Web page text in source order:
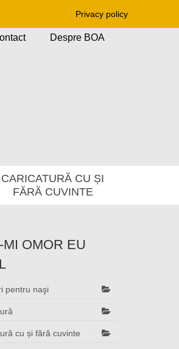
Despre BOA
CARICATURĂ CU ȘI
FĂRĂ CUVINTE
MI OMOR EU
pentru naşi
cu și fără cuvinte
Privacy policy